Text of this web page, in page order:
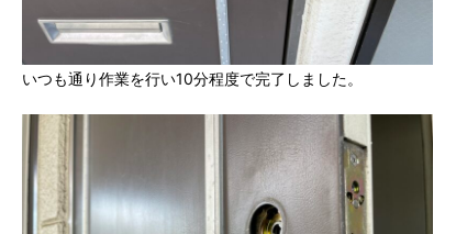
いつも通り作業を行い10分程度で完了しました。